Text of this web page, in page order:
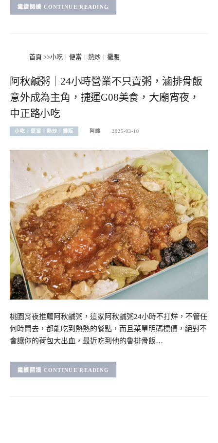
CONTINUE READING
首頁 >>小吃︱便當︱熱炒︱攤販
阿秋鹹粥｜24小時營業不只賣粥，滷排骨飯
意外成為主角，捷運G08美食，大廟宵夜，
中正路小吃
小吃︱便當︱熱炒︱攤販 阿綿 2025-03-10
桃園宵夜推薦阿秋鹹粥，這家阿秋鹹粥24小時不打烊，不管任
何時間去，都能吃到熱熱的餐點，而且菜單明碼標價，絕對不
會讓你的荷包大出血，最近吃到他的魯排骨飯…
CONTINUE READING